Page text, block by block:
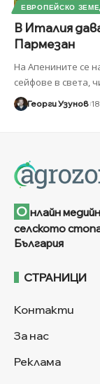
ЕВРОПЕЙСКО
В Италия
Пармезан
На Апенините се
сейфове в света,
Георги Узунов
О нлайн
селското
България
СТРАНИЦИ
Контакти
За нас
Реклама